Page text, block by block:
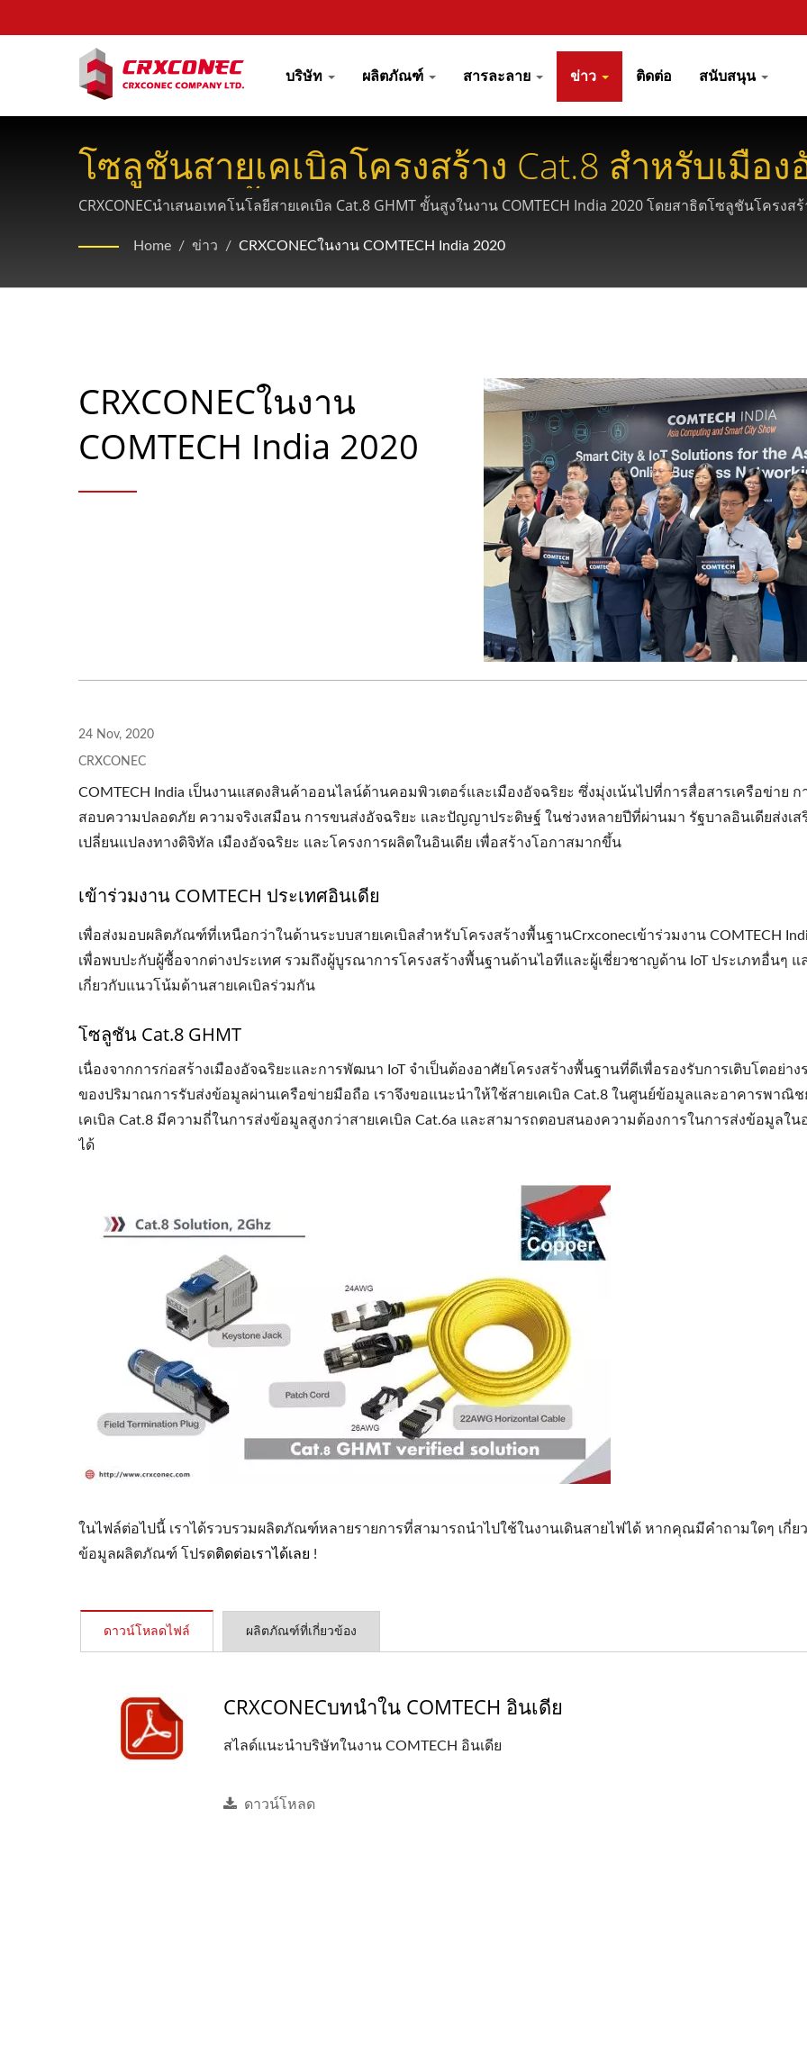
บริษัท ผลิตภัณฑ์ สารละลาย ข่าว ติดต่อ สนับสนุน
โซลูชันสายเคเบิลโครงสร้าง Cat.8 สำหรับเมือ
โครงสร้างพื้นฐาน IoT
CRXCONECนำเสนอเทคโนโลยีสายเคเบิล Cat.8 GHMT ขั้นสูงในงาน COMTECH India 2020 โดยสาธิตโซลูชันโคร
Home / ข่าว / CRXCONECในงาน COMTECH India 2020
CRXCONECในงาน
COMTECH India 2020
24 Nov, 2020
CRXCONEC
COMTECH India เป็นงานแสดงสินค้าออนไลน์ด้านคอมพิวเตอร์และเมืองอัจฉริยะ ซึ่งมุ่งเน้นไปที่การสื่อสารเครือข่าย ก
สอบความปลอดภัย ความจริงเสมือน การขนส่งอัจฉริยะ และปัญญาประดิษฐ์ ในช่วงหลายปีที่ผ่านมา รัฐบาลอินเดียส่งเส
เปลี่ยนแปลงทางดิจิทัล เมืองอัจฉริยะ และโครงการผลิตในอินเดีย เพื่อสร้างโอกาสมากขึ้น
เข้าร่วมงาน COMTECH ประเทศอินเดีย
เพื่อส่งมอบผลิตภัณฑ์ที่เหนือกว่าในด้านระบบสายเคเบิลสำหรับโครงสร้างพื้นฐานCrxconecเข้าร่วมงาน COMTECH
เพื่อพบปะกับผู้ซื้อจากต่างประเทศ รวมถึงผู้บูรณาการโครงสร้างพื้นฐานด้านไอทีและผู้เชี่ยวชาญด้าน IoT ประเภทอื่นๆ แ
เกี่ยวกับแนวโน้มด้านสายเคเบิลร่วมกัน
โซลูชัน Cat.8 GHMT
เนื่องจากการก่อสร้างเมืองอัจฉริยะและการพัฒนา IoT จำเป็นต้องอาศัยโครงสร้างพื้นฐานที่ดีเพื่อรองรับการเติบโตอย่าง
ของปริมาณการรับส่งข้อมูลผ่านเครือข่ายมือถือ เราจึงขอแนะนำให้ใช้สายเคเบิล Cat.8 ในศูนย์ข้อมูลและอาคารพาณิช
เคเบิล Cat.8 มีความถี่ในการส่งข้อมูลสูงกว่าสายเคเบิล Cat.6a และสามารถตอบสนองความต้องการในการส่งข้อมูลใ
ได้
ในไฟล์ต่อไปนี้ เราได้รวบรวมผลิตภัณฑ์หลายรายการที่สามารถนำไปใช้ในงานเดินสายไฟได้ หากคุณมีคำถามใดๆ เกี่ย
ข้อมูลผลิตภัณฑ์ โปรดติดต่อเราได้เลย !
ดาวน์โหลดไฟล์ ผลิตภัณฑ์ที่เกี่ยวข้อง
CRXCONECบทนำใน COMTECH อินเดีย
สไลด์แนะนำบริษัทในงาน COMTECH อินเดีย
ดาวน์โหลด
แผงไฟเบอร์ออปติก LGX 3
4PPoEหัวเต้ารับตัวเ